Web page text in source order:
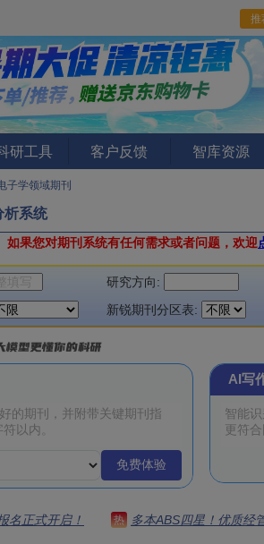
推
研工具 客户反馈 智库资源
子学领域期刊
析系统
如果您对期刊系统有任何需求或者问题，欢迎
研究方向:
新锐期刊分区表:
免费体验
AI写
名正式开启！ 热 多本ABS四星！优质经